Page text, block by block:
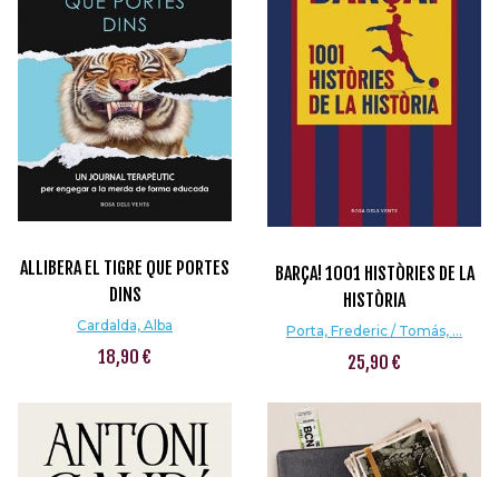
ALLIBERA EL TIGRE QUE PORTES
DINS
Cardalda, Alba
18,90 €
BARÇA! 1001 HISTÒRIES DE LA
HISTÒRIA
Porta, Frederic / Tomás, ...
25,90 €